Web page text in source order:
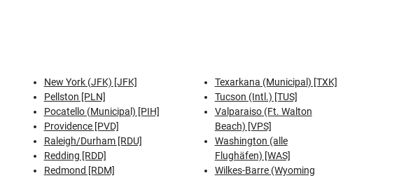
New York (JFK) [JFK]
Pellston [PLN]
Pocatello (Municipal) [PIH]
Providence [PVD]
Raleigh/Durham [RDU]
Redding [RDD]
Redmond [RDM]
Texarkana (Municipal) [TXK]
Tucson (Intl.) [TUS]
Valparaiso (Ft. Walton
Beach) [VPS]
Washington (alle
Flughäfen) [WAS]
Wilkes-Barre (Wyoming